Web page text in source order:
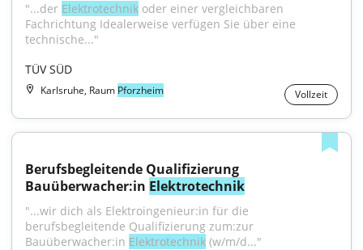
"...der Elektrotechnik oder einer vergleichbaren
Fachrichtung Idealerweise verfügen Sie über eine
technische..."
TÜV SÜD
Karlsruhe, Raum Pforzheim Vollzeit
Berufsbegleitende Qualifizierung
Bauüberwacher:in Elektrotechnik
"...wir dich als Elektroingenieur:in für die
berufsbegleitende Qualifizierung zum:zur
Bauüberwacher:in Elektrotechnik (w/m/d..."